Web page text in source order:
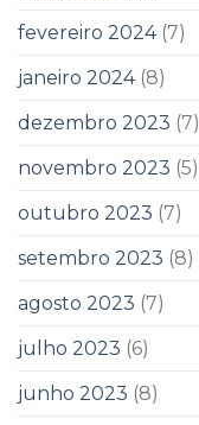
fevereiro 2024(7)
janeiro 2024(8)
dezembro 2023 (7)
novembro 2023 (5)
outubro 2023 (7)
setembro 2023 (8)
agosto 2023 (7)
julho 2023 (6)
junho 2023 (8)